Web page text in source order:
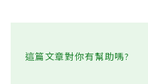
這篇文章對你有幫助嗎?